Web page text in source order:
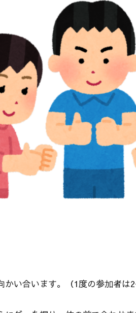
い合います。（1度の参加者は2